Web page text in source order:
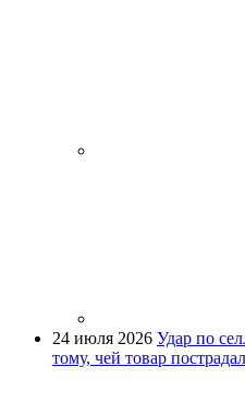
24 июля 2026 Удар по
тому, чей товар пострадал